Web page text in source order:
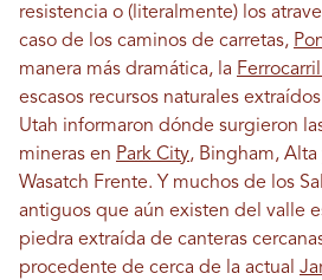
resistencia o (literalmente) los
caso de los caminos de carretas,
manera más dramática, la
escasos recursos naturales
Utah informaron dónde surgieron
mineras en Park City, Bingham, Alta
Wasatch Frente. Y muchos de los
antiguos que aún existen del valle
piedra extraída de canteras
procedente de cerca de la actual